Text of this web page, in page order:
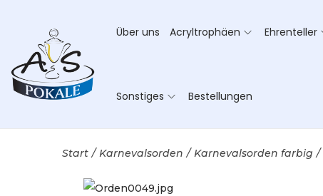
Über uns Acryltrophäen Ehrenteller
Sonstiges Bestellungen
Start / Karnevalsorden / Karnevalsorden farbig /